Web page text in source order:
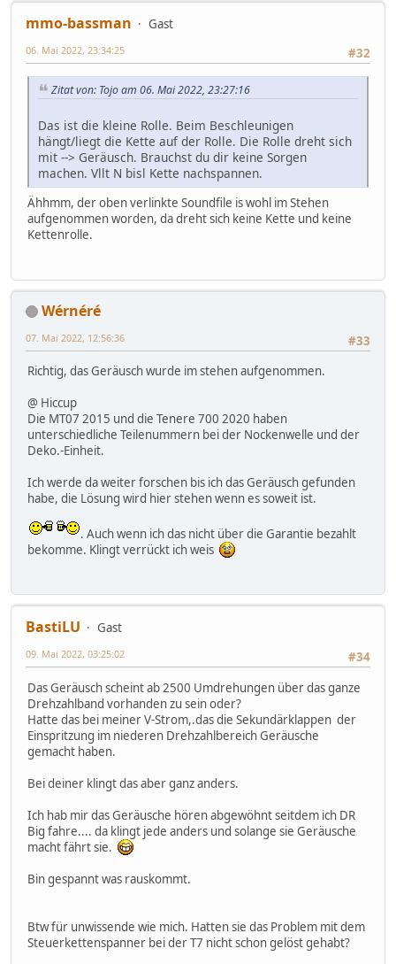
mmo-bassman
Gast
#32
06. Mai 2022, 23:34:25
Zitat von: Tojo am 06. Mai 2022, 23:27:16
Das ist die kleine Rolle. Beim Beschleunigen
hängt/liegt die Kette auf der Rolle. Die Rolle dreht sich
mit --> Geräusch. Brauchst du dir keine Sorgen
machen. Vllt N bisl Kette nachspannen.
Ähhmm, der oben verlinkte Soundfile is wohl im Stehen
aufgenommen worden, da dreht sich keine Kette und keine
Kettenrolle.
Wérnéré
#33
07. Mai 2022, 12:56:36
Richtig, das Geräusch wurde im stehen aufgenommen.
@ Hiccup
Die MT07 2015 und die Tenere 700 2020 haben
unterschiedliche Teilenummern bei der Nockenwelle und der
Deko.-Einheit.
Ich werde da weiter forschen bis ich das Geräusch gefunden
habe, die Lösung wird hier stehen wenn es soweit ist.
. Auch wenn ich das nicht über die Garantie bezahlt
bekomme. Klingt verrückt ich weis
BastiLU
Gast
#34
09. Mai 2022, 03:25:02
Das Geräusch scheint ab 2500 Umdrehungen über das ganze
Drehzahlband vorhanden zu sein oder?
Hatte das bei meiner V-Strom,.das die Sekundärklappen der
Einspritzung im niederen Drehzahlbereich Geräusche
gemacht haben.
Bei deiner klingt das aber ganz anders.
Ich hab mir das Geräusche hören abgewöhnt seitdem ich DR
Big fahre.... da klingt jede anders und solange sie Geräusche
macht fährt sie.
Bin gespannt was rauskommt.
Btw für unwissende wie mich. Hatten sie das Problem mit dem
Steuerkettenspanner bei der T7 nicht schon gelöst gehabt?